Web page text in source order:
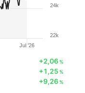
Jul '26
22k
24k
+2,06%
+1,25%
+9,26%